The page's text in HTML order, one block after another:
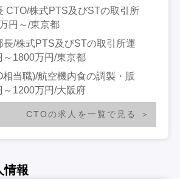
CTO/株式PTS及びSTの取引所
円～/東京都
長/株式PTS及びSTの取引所運
1800万円/東京都
相当職)/航空機内食の調製・販
1200万円/大阪府
CTOの求人を一覧で見る
情報